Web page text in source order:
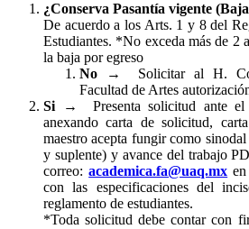
¿Conserva Pasantía vigente
De acuerdo a los Arts. 1 y 8 del
Estudiantes. *No exceda más de 2
la baja por egreso
No → Solicitar al H.
Facultad de Artes
Si →
Presenta solicitud ante
anexando carta de solicitud,
maestro acepta fungir como
y suplente) y avance del trabajo
correo:academica.fa@uaq.mx
con las especificaciones del
reglamento de estudiantes.
*Toda solicitud debe contar con